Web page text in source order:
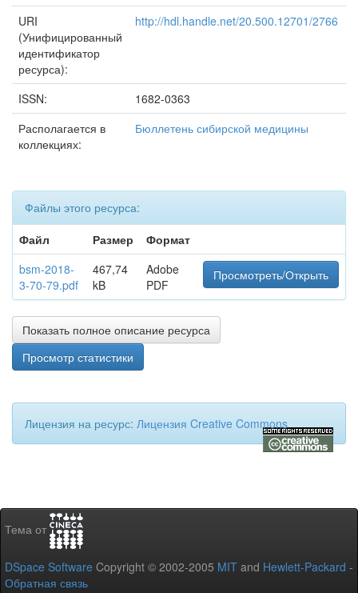
URI
(Унифицированный
идентификатор
ресурса):
http://hdl.handle.net/20.500.12701/2766
ISSN:
1682-0363
Располагается в
коллекциях:
Бюллетень сибирской медицины
Файлы этого ресурса:
Файл
Размер
Формат
bsm-2018-
3-70-79.pdf
467,74
kB
Adobe
PDF
Просмотреть/Открыть
Показать полное описание ресурса
Просмотр статистики
Лицензия на ресурс: Лицензия Creative Commons
Тема от
DSpace Software Copyright © 2002-2005 MIT and Hewlett-Packard -
Обратная связь